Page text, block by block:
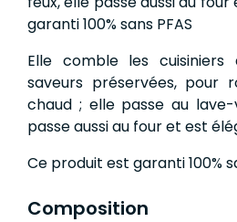
garanti 100% sans PFAS
Elle comble les
saveurs préservées, pour
chaud ; elle passe au
passe aussi au four et est
Ce produit est garanti 100%
Composition